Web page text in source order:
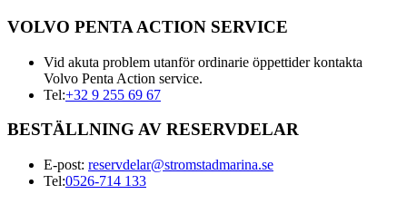
VOLVO PENTA ACTION SERVICE
Vid akuta problem utanför ordinarie öppettider kontakta
Volvo Penta Action service.
Tel:+32 9 255 69 67
BESTÄLLNING AV RESERVDELAR
E-post: reservdelar@stromstadmarina.se
Tel:0526-714 133